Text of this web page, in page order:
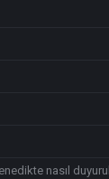
nasıl